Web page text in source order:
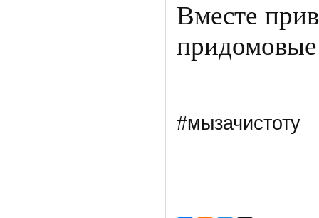
Вместе
#мызачистоту